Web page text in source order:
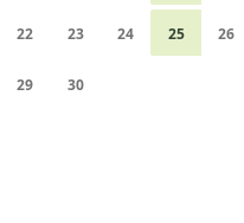
22 23 24 25 26
29 30